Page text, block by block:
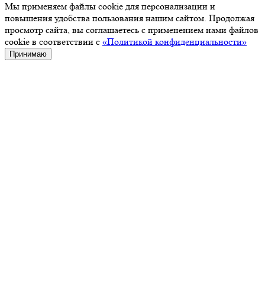
Мы применяем файлы cookie для персонализации и
повышения удобства пользования нашим сайтом. Продолжая
просмотр сайта, вы соглашаетесь с применением нами файлов
cookie в соответствии с «Политикой конфиденциальности»
Принимаю